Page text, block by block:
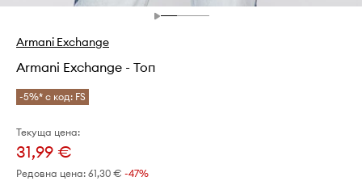
Armani Exchange
Armani Exchange - Топ
-5%* с код: FS
Текуща цена:
31,99 €
Редовна цена: 61,30 € -47%